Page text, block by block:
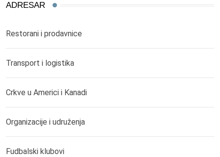
ADRESAR
Restorani i prodavnice
Transport i logistika
Crkve u Americi i Kanadi
Organizacije i udruženja
Fudbalski klubovi